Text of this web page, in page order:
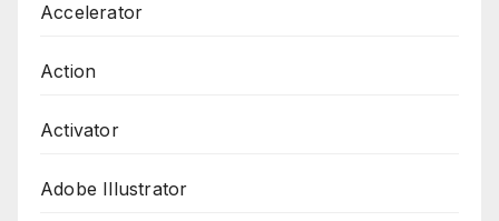
Accelerator
Action
Activator
Adobe Illustrator